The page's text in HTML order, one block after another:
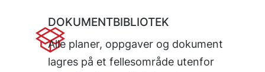
DOKUMENTBIBLIOTEK
Alle planer, oppgaver og dokument
lagres på et fellesområde utenfor